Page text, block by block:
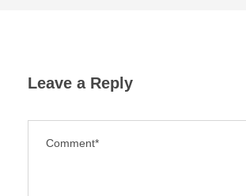
Leave a Reply